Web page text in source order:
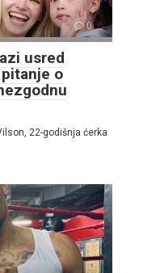
0
usred
o
22-godišnja ćerka